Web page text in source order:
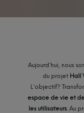
Aujourd'hui, nous
du projet Hall
L'objectif?
espace de vie et
les utilisateurs. Au